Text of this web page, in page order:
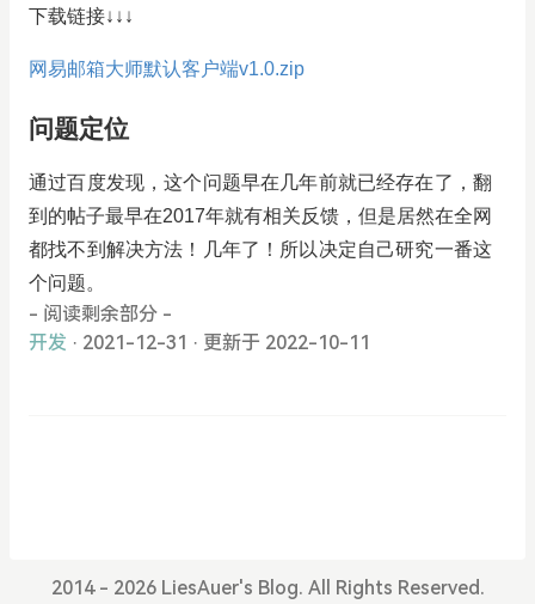
下载链接↓↓↓
网易邮箱大师默认客户端v1.0.zip
问题定位
通过百度发现，这个问题早在几年前就已经存在了，翻
到的帖子最早在2017年就有相关反馈，但是居然在全网
都找不到解决方法！几年了！所以决定自己研究一番这
个问题。
- 阅读剩余部分 -
开发 · 2021-12-31 · 更新于 2022-10-11
2014 - 2026 LiesAuer's Blog. All Rights Reserved.